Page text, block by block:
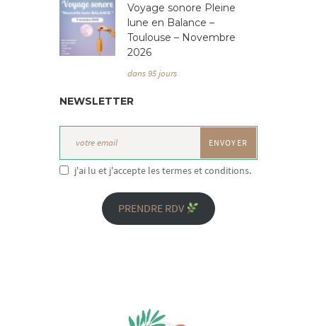
Voyage sonore Pleine
lune en Balance –
Toulouse – Novembre
2026
dans 95 jours
NEWSLETTER
j'ai lu et j'accepte les termes et conditions.
PRENDRE RDV